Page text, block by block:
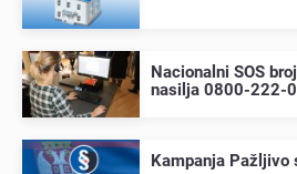
Nacionalni SOS
nasilja 0800-222-
Kampanja Pažljivo